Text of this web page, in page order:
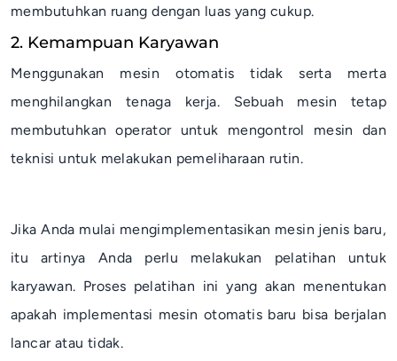
membutuhkan ruang dengan luas yang cukup.
2. Kemampuan Karyawan
Menggunakan mesin otomatis tidak serta merta
menghilangkan tenaga kerja. Sebuah mesin tetap
membutuhkan operator untuk mengontrol mesin dan
teknisi untuk melakukan pemeliharaan rutin.
Jika Anda mulai mengimplementasikan mesin jenis baru,
itu artinya Anda perlu melakukan pelatihan untuk
karyawan. Proses pelatihan ini yang akan menentukan
apakah implementasi mesin otomatis baru bisa berjalan
lancar atau tidak.